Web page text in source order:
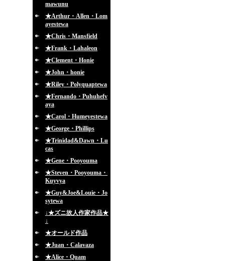
mawunu
★Arthur・Allen・Lom
ayestewa
★Chris・Mansfield
★Frank・Lahaleon
★Clement・Honie
★John・honie
★Riley・Polyquaptewa
★Fernando・Puhuhefv
aya
★Carol・Humeyestewa
★George・Phillips
★Trinidad&Dawn・Lu
cas
★Gene・Pooyouma
★Steven・Pooyouma・
Kuyvya
★Guy&Joe&Louie・Jo
sytewa
↓★ズニ故人作家作品★
↓
★オールド作品
★Juan・Calavaza
★Alice・Quam